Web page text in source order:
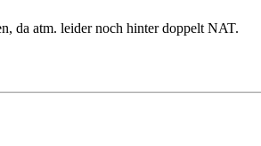
da atm. leider noch hinter doppelt NAT.